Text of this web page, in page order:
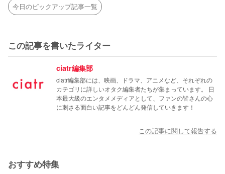
今日のピックアップ記事一覧
この記事を書いたライター
ciatr編集部
ciatr編集部には、映画、ドラマ、アニメなど、それぞれの
カテゴリに詳しいオタク編集者たちが集まっています。 日
本最大級のエンタメメディアとして、ファンの皆さんの心
に刺さる面白い記事をどんどん発信していきます！
この記事に関して報告する
おすすめ特集